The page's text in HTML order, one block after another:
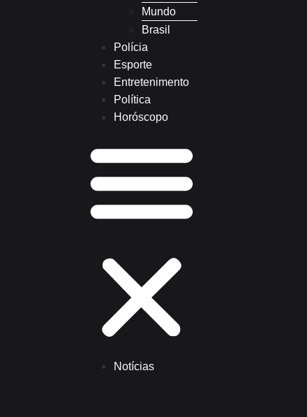
Mundo
Brasil
Polícia
Esporte
Entretenimento
Política
Horóscopo
Notícias